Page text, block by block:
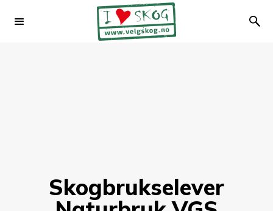
Skogbrukselever